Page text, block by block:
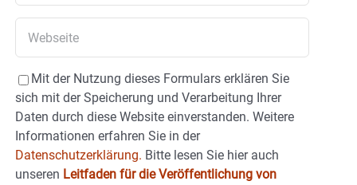
Mit der Nutzung dieses Formulars erklären Sie
sich mit der Speicherung und Verarbeitung Ihrer
Daten durch diese Website einverstanden. Weitere
Informationen erfahren Sie in der
Datenschutzerklärung. Bitte lesen Sie hier auch
unseren Leitfaden für die Veröffentlichung von